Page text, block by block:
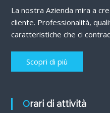
La nostra Azienda mira a
cliente. Professionalità,
caratteristiche che ci
Scopri di più
Orari di attività